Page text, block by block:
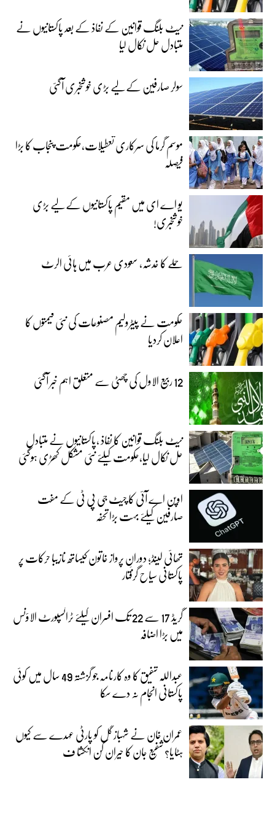
نیٹ بلنگ قوانین کے نفاذ کے بعد پاکستانیوں نے
متبادل حل نکال لیا
سولر صارفین کے لیے بڑی خوشخبری آگئی
موسم گرما کی سرکاری تعطیلات،حکومت پنجاب کا بڑا
فیصلہ
یو اے ای میں مقیم پاکستانیوں کے لیے بڑی
خوشخبری!
حملے کا خدشہ، سعودی عرب میں ہائی الرٹ
حکومت نے پیٹرولیم مصنوعات کی نئی قیمتوں کا
اعلان کردیا
12 ربیع الاول کی چھٹی سے متعلق اہم خبر آگئی
نیٹ بلنگ قوانین کا نفاذ ،پاکستانیوں نے متبادل
حل نکال لیا،حکومت کیلئے نئی مشکل کھڑی ہوگئی
اوپن اے آئی کا چیٹ جی پی ٹی کے مفت
صارفین کیلئے بہت بڑا تحفہ
تھائی لینڈ؛ دورانِ پرواز خاتون کیساتھ نازیبا حرکات پر
پاکستانی سیاح گرفتار
گریڈ 17 سے 22 تک افسران کیلئے ٹرانسپورٹ الاؤنس
میں بڑا اضافہ
عبداللہ شفیق کا وہ کارنامہ جو گزشتہ 49 سال میں کوئی
پاکستانی انجام نہ دے سکا
عمران خان نے شہباز گل کو پارٹی عہدے سے کیوں
ہٹایا؟ شفیع جان کا حیران کن انکشا ف